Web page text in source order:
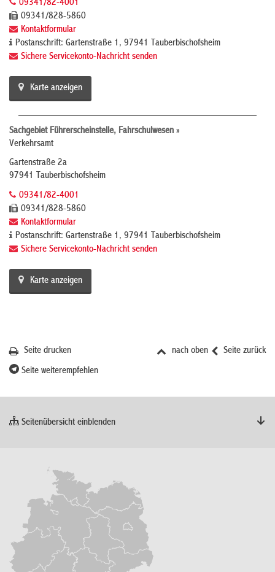
09341/82-4001
09341/828-5860
Kontaktformular
Postanschrift: Gartenstraße 1, 97941 Tauberbischofsheim
Sichere Servicekonto-Nachricht senden
Karte anzeigen
Sachgebiet Führerscheinstelle, Fahrschulwesen »
Verkehrsamt
Gartenstraße 2a
97941 Tauberbischofsheim
09341/82-4001
09341/828-5860
Kontaktformular
Postanschrift: Gartenstraße 1, 97941 Tauberbischofsheim
Sichere Servicekonto-Nachricht senden
Karte anzeigen
Seite zurück
nach oben
Seite drucken
Seite weiterempfehlen
Seitenübersicht einblenden